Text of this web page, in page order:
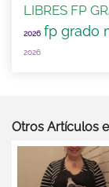
LIBRES FP
2026 fp grado
2026
Otros Artículos